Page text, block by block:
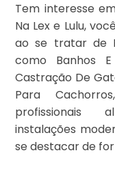
Tem interesse
Na Lex e Lulu,
ao se tratar de
como Banhos
Castração De
Para
profissionais
instalações
se destacar de